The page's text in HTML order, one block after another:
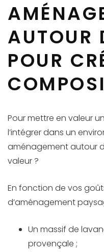
AUTOUR
POUR
Pour mettre en valeur
l’intégrer dans un
aménagement autour
valeur ?
En fonction de vos
d’aménagement
Un massif de
provençale ;